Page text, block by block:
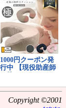
Copyright ©2001